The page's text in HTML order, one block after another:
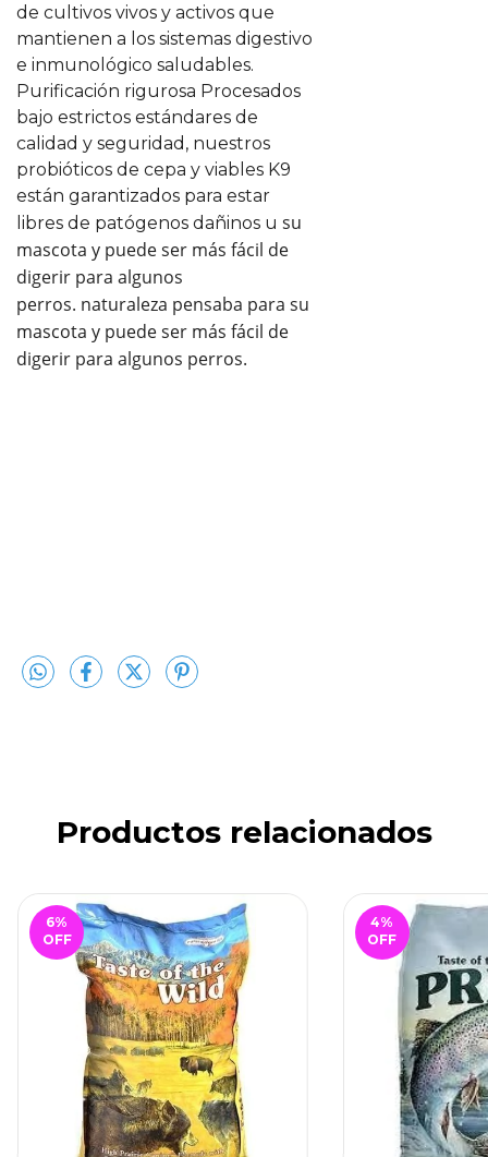
bacterias beneficiosas. Cada libra
de Taste of the Wild seco
proporciona 80 millones
de cultivos vivos y activos que
mantienen a los sistemas digestivo
e inmunológico saludables.
Purificación rigurosa Procesados ​​
bajo estrictos estándares de
calidad y seguridad, nuestros
probióticos de cepa y viables K9
están garantizados para estar
libres de patógenos dañinos u su
mascota y puede ser más fácil de
digerir para algunos
perros. naturaleza pensaba para su
mascota y puede ser más fácil de
digerir para algunos perros.
Productos relacionados
6%
OFF
4%
OFF